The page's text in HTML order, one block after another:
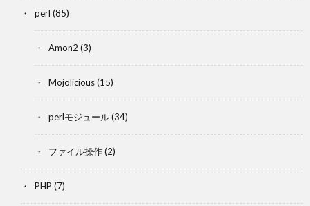
perl (85)
Amon2 (3)
Mojolicious(15)
perlモジュール(34)
ファイル操作(2)
PHP (7)